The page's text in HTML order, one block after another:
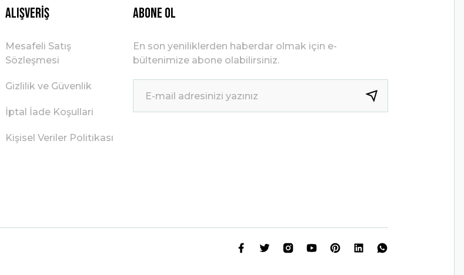
Alışveriş
Mesafeli Satış
Sözleşmesi
Gizlilik ve Güvenlik
İptal İade Koşullari
Kişisel Veriler Politikası
ABONE OL
En son yeniliklerden haberdar olmak için e-
bültenimize abone olabilirsiniz.